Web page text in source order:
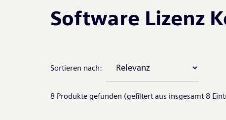
Software Lizenz
Sortieren nach:
8 Produkte gefunden (gefiltert aus insgesamt 8